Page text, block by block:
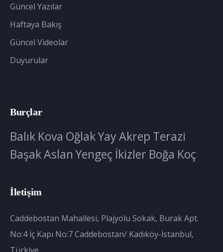
Güncel Yazılar
Haftaya Bakış
Güncel Videolar
Duyurular
Burçlar
Balık Kova OğlakYayAkrep Terazi
BaşakAslan Yengeç İkizler Boğa Koç
İletişim
Caddebostan Mahallesi, Plajyolu Sokak, Burak Apt.
No:4 İç Kapı No:7 Caddebostan/ Kadıköy-İstanbul,